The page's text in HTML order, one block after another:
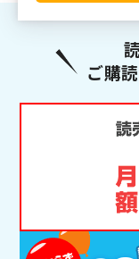
ご購